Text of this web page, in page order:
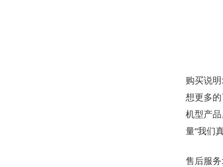
购买说明
想更多
机型产
量"我们
售后服务